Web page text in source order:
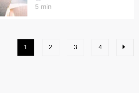
5 min
1 2 3 4